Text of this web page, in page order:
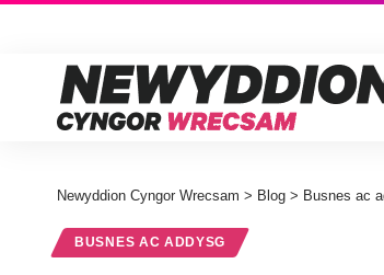
Newyddion Cyngor Wrecsam > Blog > Busnes ac
BUSNES AC ADDYSG